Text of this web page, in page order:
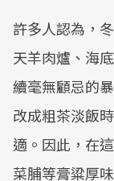
許多人認為，
天羊肉爐、海
續毫無顧忌的
改成粗茶淡飯
適。因此，在
菜脯等膏粱厚